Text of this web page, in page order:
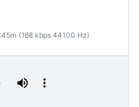
(168 kbps 44100 Hz)